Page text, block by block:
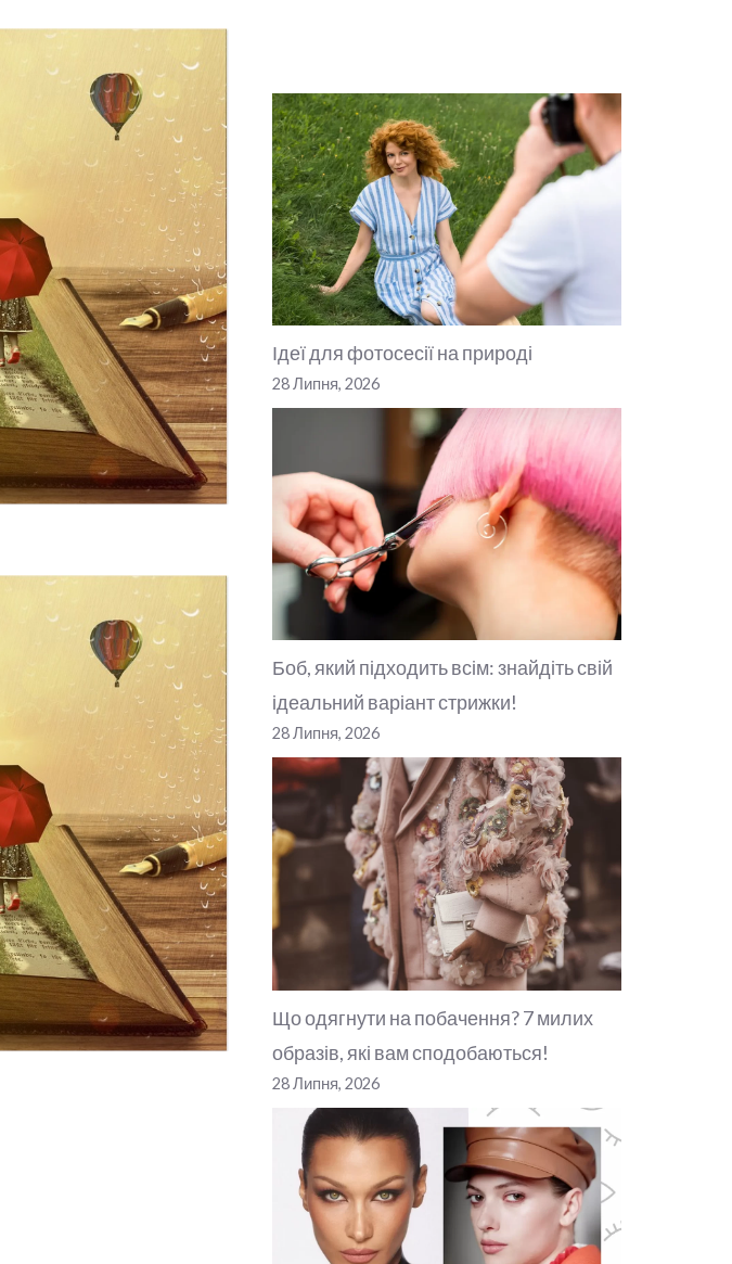
Ідеї для фотосесії на природі
28 Липня, 2026
Боб, який підходить всім: знайдіть свій
ідеальний варіант стрижки!
28 Липня, 2026
Що одягнути на побачення? 7 милих
образів, які вам сподобаються!
28 Липня, 2026